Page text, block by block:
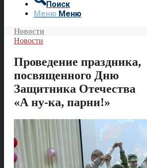
Поиск
Меню Меню
Новости
Новости
Проведение праздника,
посвященного Дню
Защитника Отечества
«А ну-ка, парни!»